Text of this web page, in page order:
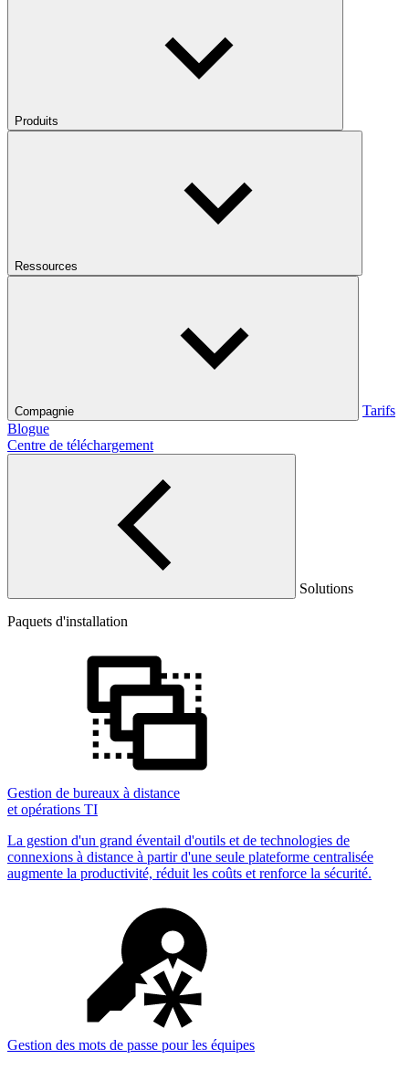
Produits
Ressources
Compagnie
Tarifs
Blogue
Centre de téléchargement
Solutions
Paquets d'installation
Gestion de bureaux à distance
et opérations TI
La gestion d'un grand éventail d'outils et de technologies de
connexions à distance à partir d'une seule plateforme centralisée
augmente la productivité, réduit les coûts et renforce la sécurité.
Gestion des mots de passe pour les équipes